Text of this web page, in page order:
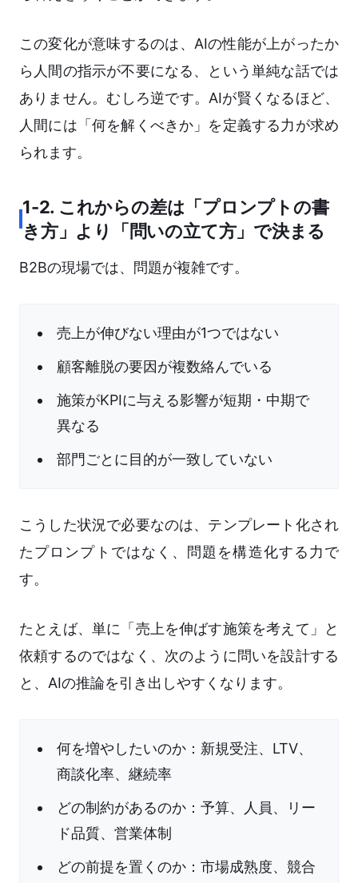
この変化が意味するのは、AIの性能が上がったか
ら人間の指示が不要になる、という単純な話では
ありません。むしろ逆です。AIが賢くなるほど、
人間には「何を解くべきか」を定義する力が求め
られます。
1-2. これからの差は「プロンプトの書
き方」より「問いの立て方」で決まる
B2Bの現場では、問題が複雑です。
売上が伸びない理由が1つではない
顧客離脱の要因が複数絡んでいる
施策がKPIに与える影響が短期・中期で
異なる
部門ごとに目的が一致していない
こうした状況で必要なのは、テンプレート化され
たプロンプトではなく、問題を構造化する力で
す。
たとえば、単に「売上を伸ばす施策を考えて」と
依頼するのではなく、次のように問いを設計する
と、AIの推論を引き出しやすくなります。
何を増やしたいのか：新規受注、LTV、
商談化率、継続率
どの制約があるのか：予算、人員、リー
ド品質、営業体制
どの前提を置くのか：市場成熟度、競合